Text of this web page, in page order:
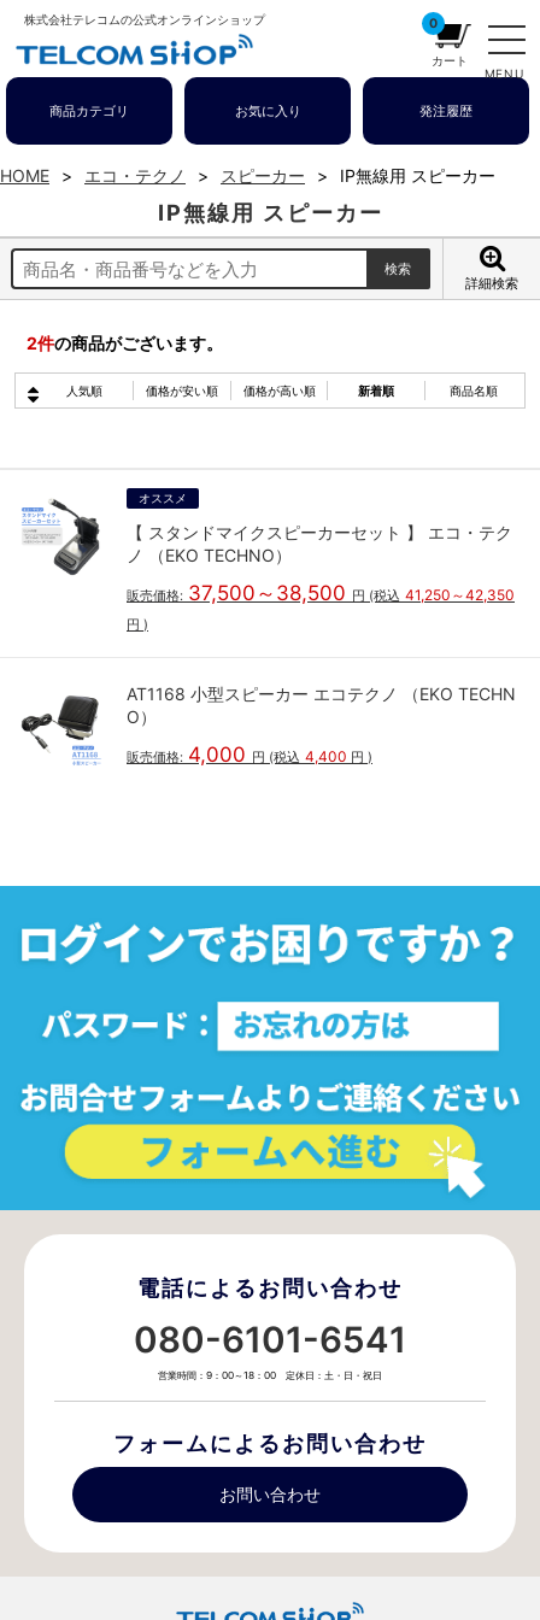
株式会社テレコムの公式オンラインショップ
MENU
0
カート
商品カテゴリ お気に入り 発注履歴
HOME エコ・テクノ スピーカー IP無線用 スピーカー
IP無線用 スピーカー
詳細検索
2件の商品がございます。
人気順 価格が安い順 価格が高い順 新着順 商品名順
オススメ
【 スタンドマイクスピーカーセット 】 エコ・テク
ノ （EKO TECHNO）
販売価格: 37,500～38,500 円 (税込 41,250～42,350
円 )
AT1168 小型スピーカー エコテクノ （EKO TECHN
O）
販売価格: 4,000 円 (税込 4,400 円 )
電話によるお問い合わせ
080-6101-6541
営業時間：9：00～18：00 定休日：土・日・祝日
フォームによるお問い合わせ
お問い合わせ